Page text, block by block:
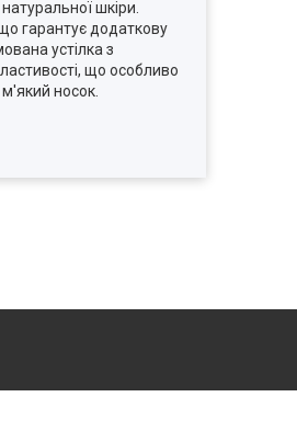
шкіри.
гарантує додаткову
устілка з
що особливо
носок.